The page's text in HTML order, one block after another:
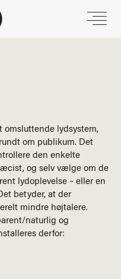
lydsystem,
om publikum. Det
den enkelte
og selv vælge om de
lydoplevelse – eller en
betyder, at der
mindre højtalere.
naturlig og
derfor: